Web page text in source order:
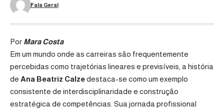
Fala Geral
Por Mara Costa
Em um mundo onde as carreiras são frequentemente
percebidas como trajetórias lineares e previsíveis, a história
de Ana Beatriz Calzedestaca-se como um exemplo
consistente de interdisciplinaridade e construção
estratégica de competências. Sua jornada profissional